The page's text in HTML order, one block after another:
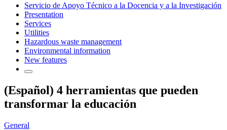
Servicio de Apoyo Técnico a la Docencia y a la Investigación
Presentation
Services
Utilities
Hazardous waste management
Environmental information
New features
(Español) 4 herramientas que pueden
transformar la educación
General